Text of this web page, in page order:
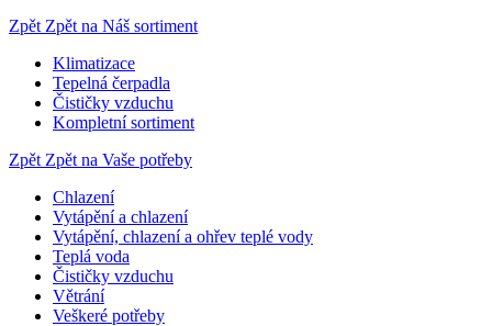
Zpět Zpět na Náš sortiment
Klimatizace
Tepelná čerpadla
Čističky vzduchu
Kompletní sortiment
Zpět Zpět na Vaše potřeby
Chlazení
Vytápění a chlazení
Vytápění, chlazení a ohřev teplé vody
Teplá voda
Čističky vzduchu
Větrání
Veškeré potřeby